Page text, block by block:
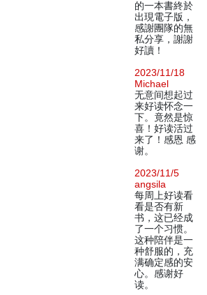
的一本書終於
出現電子版，
感謝團隊的無
私分享，謝謝
好讀！
2023/11/18
Michael
无意间想起过
来好读怀念一
下。竟然是惊
喜！好读活过
来了！感恩 感
谢。
2023/11/5
angsila
每周上好读看
看是否有新
书，这已经成
了一个习惯。
这种陪伴是一
种舒服的，充
满确定感的安
心。感谢好
读。